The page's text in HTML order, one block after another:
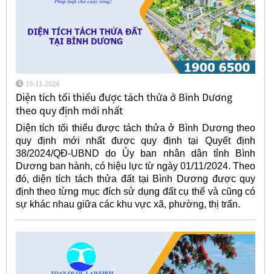
19-11-2024
Diện tích tối thiểu được tách thửa ở Bình Dương
theo quy định mới nhất
Diện tích tối thiểu được tách thửa ở Bình Dương theo
quy định mới nhất được quy định tại Quyết định
38/2024/QĐ-UBND do Ủy ban nhân dân tỉnh Bình
Dương ban hành, có hiệu lực từ ngày 01/11/2024. Theo
đó, diện tích tách thửa đất tại Bình Dương được quy
định theo từng mục đích sử dụng đất cụ thể và cũng có
sự khác nhau giữa các khu vực xã, phường, thị trấn.